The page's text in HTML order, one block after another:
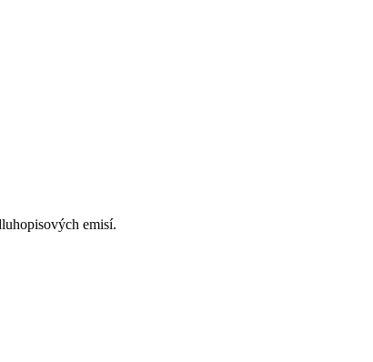
emisí.